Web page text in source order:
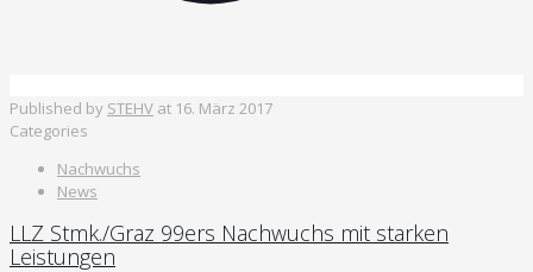
Published by STEHV at 16. März 2017
Categories
Nachwuchs
News
LLZ Stmk./Graz 99ers Nachwuchs mit starken
Leistungen